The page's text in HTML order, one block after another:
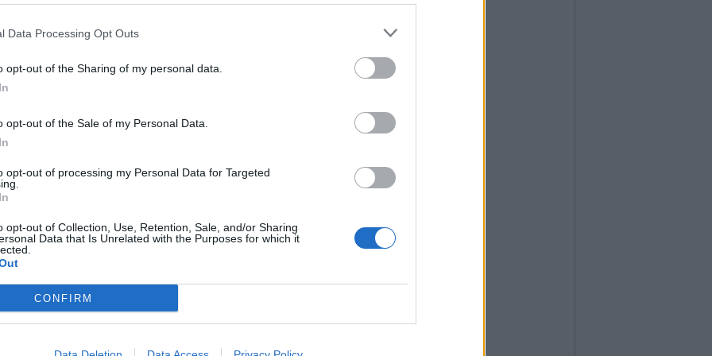
Data Processing Opt Outs
opt-out of the Sharing of my personal data.
opt-out of the Sale of my Personal Data.
opt-out of processing my Personal Data for Targeted
opt-out of Collection, Use, Retention, Sale, and/or Sharing
Data that Is Unrelated with the Purposes for which it
CONFIRM
del Circolo degli Artisti di Varese, oltre a
e collettive in provincia di Varese e di
ISPRA